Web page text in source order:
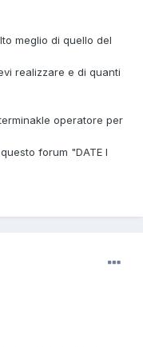
meglio di quello del
realizzare e di quanti
operatore per
forum "DATE I